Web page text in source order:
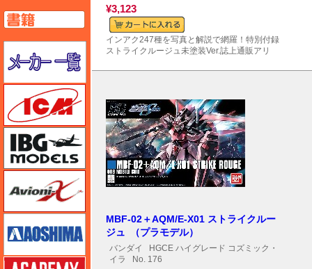
¥3,123
インアク247種を写真と解説で網羅！特別付録
ストライクルージュ未塗装Ver.誌上通販アリ
MBF-02＋AQM/E-X01 ストライクルー
ジュ （プラモデル）
バンダイ
HGCE ハイグレード コズミック・
イラ
No. 176
書籍ページへ
メーカー一覧のページはこちら
Avioni-X（アヴィオニクス）
アオシマ
アカデミー